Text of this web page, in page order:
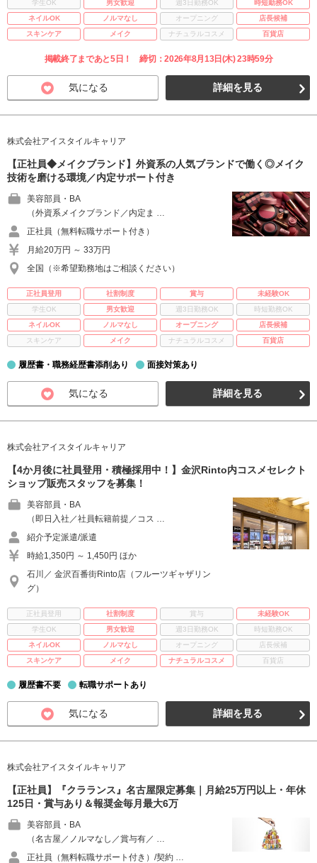
学生OK 男女歓迎 週3日勤務OK
時短勤務OK
ネイルOK
ノルマなし オープニング
店長候補
スキンケア
メイク ナチュラルコスメ 百貨店
掲載終了まであと5日！ 締切：2026年8月13日(木) 23時59分
気になる 詳細を見る
株式会社アイスタイルキャリア
【正社員◆メイクブランド】外資系の人気ブランドで働く◎メイク
技術を磨ける環境／内定サポート付き
美容部員・BA
（外資系メイクブランド／内定ま …
正社員（無料転職サポート付き）
月給20万円 ～ 33万円
全国（※希望勤務地はご相談ください）
正社員登用 社割制度 賞与
未経験OK
学生OK
男女歓迎 週3日勤務OK
時短勤務OK
ネイルOK
ノルマなし オープニング
店長候補
スキンケア
メイク ナチュラルコスメ 百貨店
履歴書・職務経歴書添削あり 面接対策あり
気になる 詳細を見る
株式会社アイスタイルキャリア
【4か月後に社員登用・積極採用中！】金沢Rinto内コスメセレクト
ショップ販売スタッフを募集！
美容部員・BA
（即日入社／社員転籍前提／コス …
紹介予定派遣/派遣
時給1,350円 ～ 1,450円 ほか
石川／ 金沢百番街Rinto店（フルーツギャザリン
グ）
正社員登用 社割制度 賞与
未経験OK
学生OK
男女歓迎 週3日勤務OK
時短勤務OK
ネイルOK
ノルマなし オープニング
店長候補
スキンケア
メイク ナチュラルコスメ 百貨店
履歴書不要 転職サポートあり
気になる 詳細を見る
株式会社アイスタイルキャリア
【正社員】『クラランス』名古屋限定募集｜月給25万円以上・年休
125日・賞与あり＆報奨金毎月最大6万
美容部員・BA
（名古屋／ノルマなし／賞与有／ …
正社員（無料転職サポート付き）/契約 …